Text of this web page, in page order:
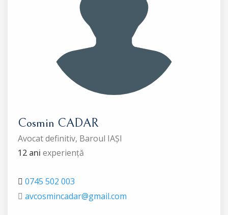
Cosmin CADAR
Avocat definitiv, Baroul IAȘI
12 ani experiență
0745 502 003
avcosmincadar@gmail.com